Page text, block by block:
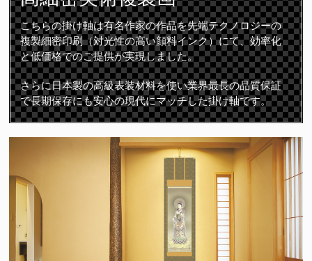
こちらの掛け軸は有名作家の作品を先端テクノロジーの
複製細密印刷（対光性の高い顔料インク）にて、効率化
と低価格でのご提供が実現しました。
さらに日本製の高級表装材料を使い業界最長の品質保証
で長期保存にも安心の現代にマッチした掛け軸です。